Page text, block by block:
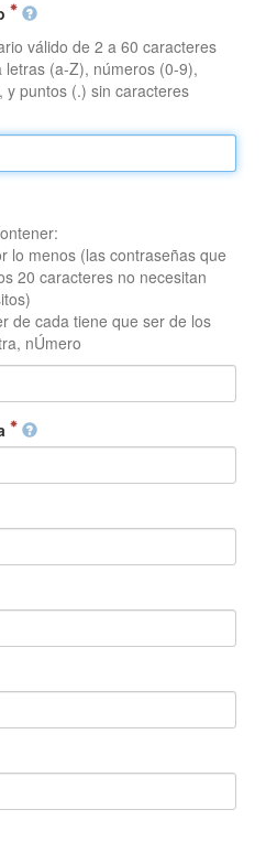
válido de 2 a 60 caracteres
(a-Z), números (0-9),
puntos (.) sin caracteres
lo menos (las contraseñas que
20 caracteres no necesitan
de cada tiene que ser de los
nÚmero